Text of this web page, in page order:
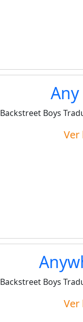
Backstreet Boys
Ver
Backstreet Boys
Ver